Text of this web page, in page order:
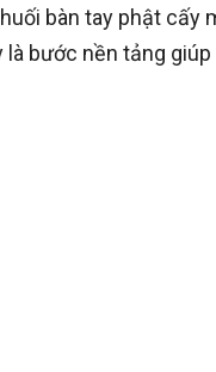
bàn tay phật cấy
là bước nền tảng giúp